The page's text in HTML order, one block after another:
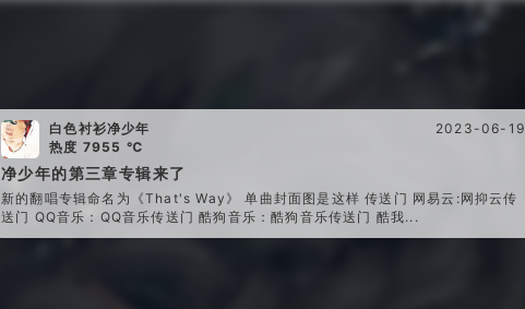
白色衬衫净少年
热度 7955 ℃
2023-06-19
净少年的第三章专辑来了
新的翻唱专辑命名为《That's Way》 单曲封面图是这样 传送门 网易云:网抑云传
送门 QQ音乐：QQ音乐传送门 酷狗音乐：酷狗音乐传送门 酷我...